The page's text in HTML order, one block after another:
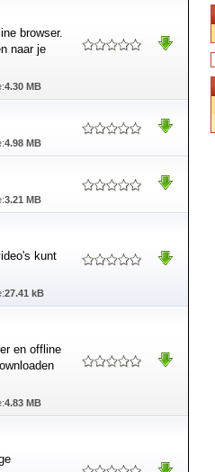
browser.
naar je
4.30 MB
4.98 MB
3.21 MB
kunt
27.41 kB
en offline
4.83 MB